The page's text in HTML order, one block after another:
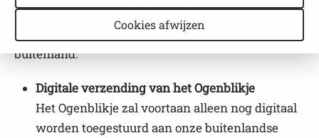
steeds hogere kosten die PostNL in rekening
brengt voor het verzenden van post naar het
buitenland.
Digitale verzending van het Ogenblikje
Het Ogenblikje zal voortaan alleen nog digitaal
worden toegestuurd aan onze buitenlandse
Cookies afwijzen